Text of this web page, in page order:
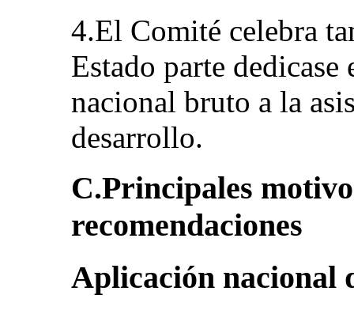
4.El Comité celebra
Estado parte
nacional bruto a la
desarrollo.
C.Principales
recomendaciones
Aplicación nacional